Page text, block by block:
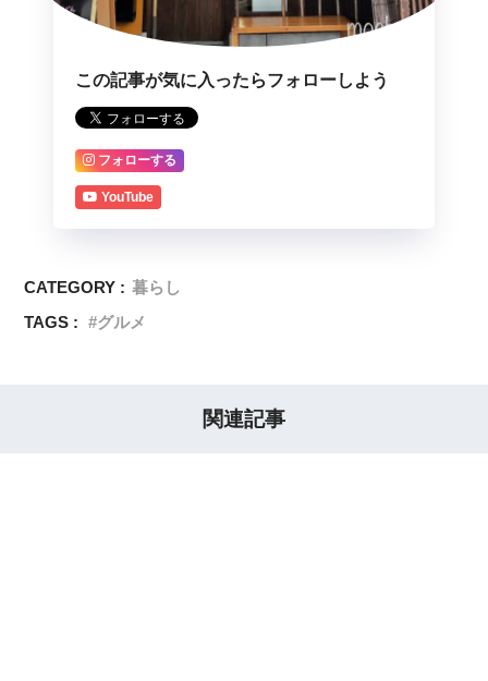
この記事が気に入ったらフォローしよう
フォローする
YouTube
CATEGORY : 暮らし
TAGS :
グルメ
関連記事